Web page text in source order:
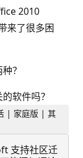
2010
来了很多困
？
软件吗？
| 家庭版 | 其
支持社区迁